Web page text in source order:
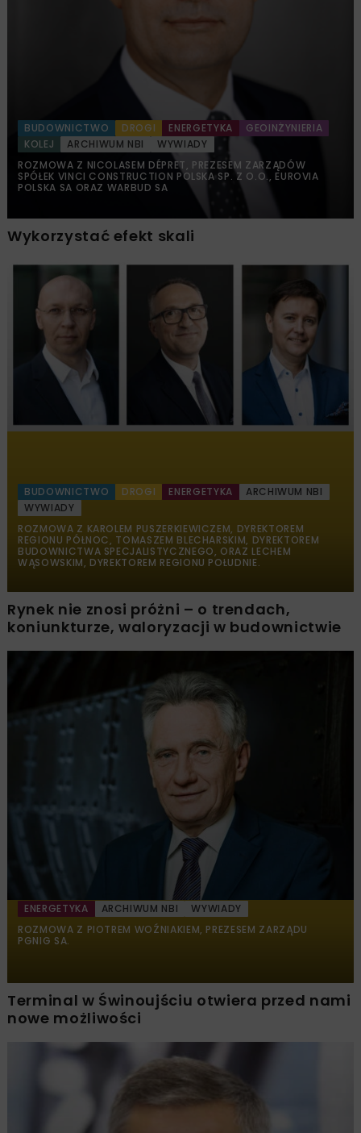
BUDOWNICTWO DROGI ENERGETYKA
GEOINŻYNIERIA
KOLEJ
ARCHIWUM NBI
WYWIADY
ROZMOWA Z NICOLASEM DÉPRET, PREZESEM ZARZĄDÓW
SPÓŁEK VINCI CONSTRUCTION POLSKA SP. Z O.O., EUROVIA
POLSKA SA ORAZ WARBUD SA
Wykorzystać efekt skali
BUDOWNICTWO DROGI ENERGETYKA
ARCHIWUM NBI
WYWIADY
ROZMOWA Z KAROLEM PUSZERKIEWICZEM, DYREKTOREM
REGIONU PÓŁNOC, TOMASZEM BLECHARSKIM, DYREKTOREM
BUDOWNICTWA SPECJALISTYCZNEGO, ORAZ LECHEM
WĄSOWSKIM, DYREKTOREM REGIONU POŁUDNIE.
Rynek nie znosi próżni – o trendach,
koniunkturze, waloryzacji w budownictwie
ENERGETYKA ARCHIWUM NBI
WYWIADY
ROZMOWA Z PIOTREM WOŹNIAKIEM, PREZESEM ZARZĄDU
PGNIG SA.
Terminal w Świnoujściu otwiera przed nami
nowe możliwości